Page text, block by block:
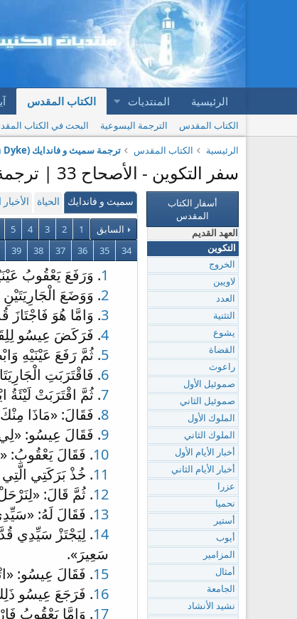
الرئيسية المنتديات الكتاب المقدس
الكتاب المقدس الترجمة اليسوعية البحث في الكتاب
الرئيسية
الكتاب المقدس ترجمة سميث و فاندايك (Smith & Van Dyke)
سفر التكوين - الأصحاح 33 | ترجمة سميث و فاندايك (Smith & Van Dyke)
سميث و فاندايك الحياة
السابق 1
2
3
4
5
34
35
36
37
38
39
1. وَرَفَعَ يَعْقُوبُ
2. وَوَضَعَ الْجَارِيَتَيْنِ
3. وَامَّا هُوَ
4. فَرَكَضَ عِيسُو
5. ثُمَّ رَفَعَ عَيْنَيْهِ
6. فَاقْتَرَبَتِ
7. ثُمَّ اقْتَرَبَتْ
8. فَقَالَ: «مَاذَا
9. فَقَالَ عِيسُو:
10. فَقَالَ يَعْقُوبُ:
11. خُذْ بَرَكَتِي
12. ثُمَّ قَالَ:
13. فَقَالَ لَهُ:
14. لِيَجْتَزْ سَيِّدِي
سَعِيرَ».
15. فَقَالَ عِيسُو:
16. فَرَجَعَ عِيسُو
17. وَامَّا يَعْقُوبُ
أسفار الكتاب
المقدس
العهد القديم
التكوين
الخروج
لاويين
العدد
التثنية
يشوع
القضاة
راعوث
صموئيل الأول
صموئيل الثاني
الملوك الأول
الملوك الثاني
أخبار الأيام الأول
أخبار الأيام الثاني
عزرا
نحميا
أستير
أيوب
المزامير
أمثال
الجامعة
نشيد الأنشاد